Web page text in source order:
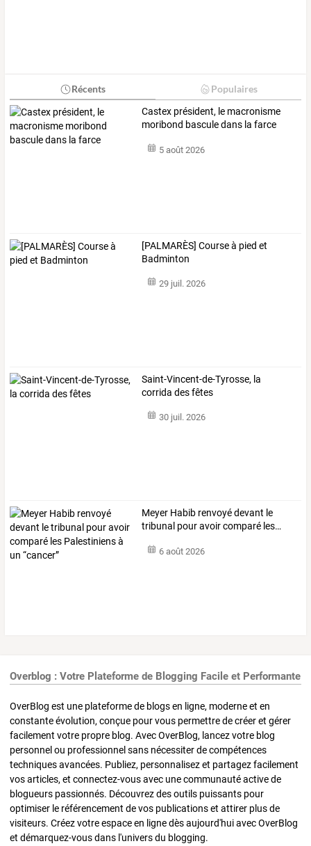
Récents Populaires
Castex président, le macronisme
moribond bascule dans la farce
5 août 2026
[PALMARÈS] Course à pied et
Badminton
29 juil. 2026
Saint-Vincent-de-Tyrosse, la
corrida des fêtes
30 juil. 2026
Meyer Habib renvoyédevant le
tribunal pouravoircomparé les…
6 août 2026
Overblog : Votre Plateforme de Blogging Facile et Performante
OverBlog est une plateforme de blogs en ligne, moderne et en
constante évolution, conçue pour vous permettre de créer et gérer
facilement votre propre blog. Avec OverBlog, lancez votre blog
personnel ou professionnel sans nécessiter de compétences
techniques avancées. Publiez, personnalisez et partagez facilement
vos articles, et connectez-vous avec une communauté active de
blogueurs passionnés. Découvrez des outils puissants pour
optimiser le référencement de vos publications et attirer plus de
visiteurs. Créez votre espace en ligne dès aujourd'hui avec OverBlog
et démarquez-vous dans l'univers du blogging.